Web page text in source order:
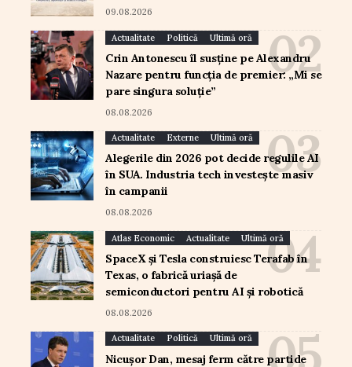
09.08.2026
Actualitate Politică Ultimă oră
Crin Antonescu îl susține pe Alexandru
Nazare pentru funcția de premier: „Mi se
pare singura soluție”
08.08.2026
Actualitate Externe Ultimă oră
Alegerile din 2026 pot decide regulile AI
în SUA. Industria tech investește masiv
în campanii
08.08.2026
Atlas Economic Actualitate Ultimă oră
SpaceX și Tesla construiesc Terafab în
Texas, o fabrică uriașă de
semiconductori pentru AI și robotică
08.08.2026
Actualitate Politică Ultimă oră
Nicușor Dan, mesaj ferm către partide